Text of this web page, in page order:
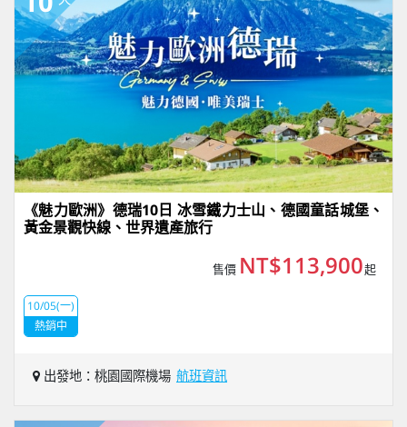
《魅力歐洲》德瑞10日 冰雪鐵力士山、德國童話城堡、
黃金景觀快線、世界遺產旅行
售價 NT$113,900起
10/05(一)
熱銷中
出發地：桃園國際機場 航班資訊